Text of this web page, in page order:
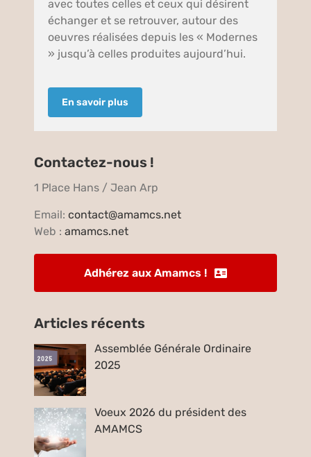
avec toutes celles et ceux qui désirent
échanger et se retrouver, autour des
oeuvres réalisées depuis les « Modernes
» jusqu’à celles produites aujourd’hui.
En savoir plus
Contactez-nous !
1 Place Hans / Jean Arp
Email:contact@amamcs.net
Web :amamcs.net
Adhérez aux Amamcs !
Articles récents
Assemblée Générale Ordinaire
2025
Voeux 2026 du président des
AMAMCS